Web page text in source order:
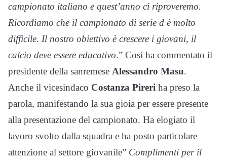
campionato italiano e quest’anno ci riproveremo.
Ricordiamo che il campionato di serie d è molto
difficile. Il nostro obiettivo è crescere i giovani, il
calcio deve essere educativo.” Cosi ha commentato il
presidente della sanremese Alessandro Masu.
Anche il vicesindaco Costanza Pireri ha preso la
parola, manifestando la sua gioia per essere presente
alla presentazione del campionato. Ha elogiato il
lavoro svolto dalla squadra e ha posto particolare
attenzione al settore giovanile” Complimenti per il